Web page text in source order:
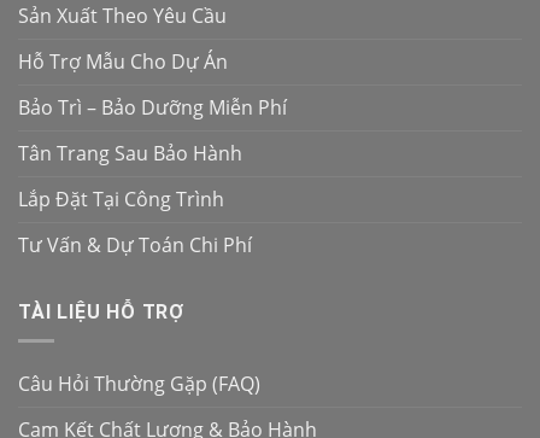
Sản Xuất Theo Yêu Cầu
Hỗ Trợ Mẫu Cho Dự Án
Bảo Trì – Bảo Dưỡng Miễn Phí
Tân Trang Sau Bảo Hành
Lắp Đặt Tại Công Trình
Tư Vấn & Dự Toán Chi Phí
TÀI LIỆU HỖ TRỢ
Câu Hỏi Thường Gặp (FAQ)
Cam Kết Chất Lượng & Bảo Hành